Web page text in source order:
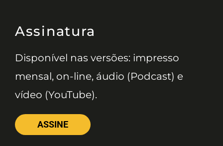
Assinatura
Disponível nas versões: impresso
mensal, on-line, áudio (Podcast) e
vídeo (YouTube).
ASSINE